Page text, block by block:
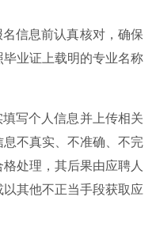
信息前认真核对，确保
业证上载明的专业名称
写个人信息并上传相关
不真实、不准确、不完
处理，其后果由应聘人
其他不正当手段获取应